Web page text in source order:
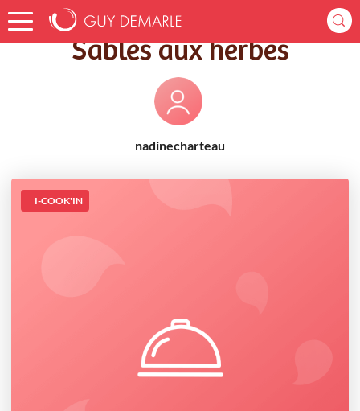
Accueil Recettes Sablés aux herbes
Sablés aux herbes
nadinecharteau
I-COOK'IN